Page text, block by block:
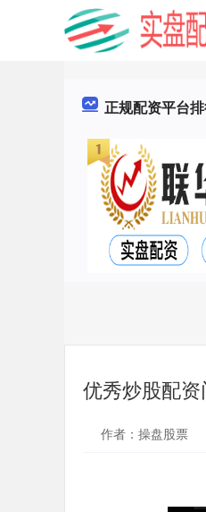
正规配资平台
优秀炒股配
作者：操盘股票